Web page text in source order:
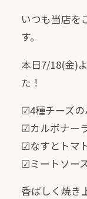
いつも当店を
す。
本日7/18(金)
た！
☑4種チーズ
☑カルボナー
☑なすとトマ
☑ミートソー
香ばしく焼き